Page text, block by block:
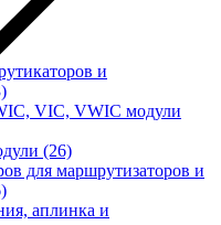
и
VIC, VWIC модули
(26)
для маршрутизаторов и
аплинка и